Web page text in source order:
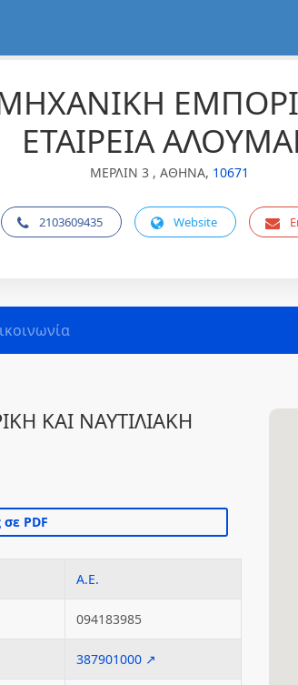
ΕΤΑΙΡΕΙΑ
ΜΕΡΛΙΝ 3 , ΑΘΗΝΑ, 10671
2103609435 Website
ΚΑΙ ΝΑΥΤΙΛΙΑΚΗ
Α.Ε.
094183985
387901000 ↗